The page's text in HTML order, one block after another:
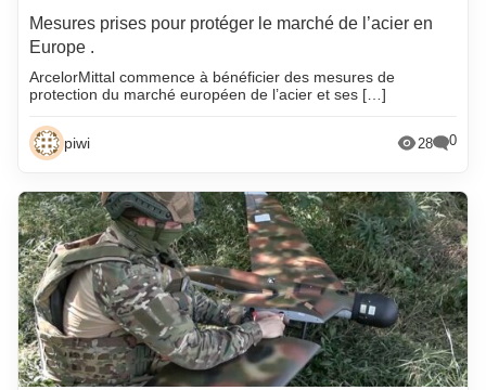
Mesures prises pour protéger le marché de l’acier en
Europe .
ArcelorMittal commence à bénéficier des mesures de
protection du marché européen de l’acier et ses […]
piwi 28 0